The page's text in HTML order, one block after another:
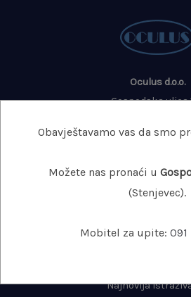
Oculus d.o.o.
Gospodska ulica
10000 Zagreb
Lokacija na
Najnovija
Obavještavamo vas da smo
Možete nas pronaći u
(Stenjevec).
Mobitel za upite: 091